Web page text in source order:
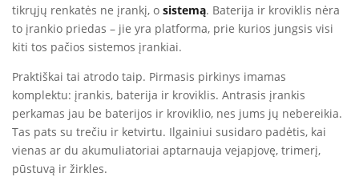
tikrųjų renkatės ne įrankį, o sistemą. Baterija ir kroviklis nėra
to įrankio priedas – jie yra platforma, prie kurios jungsis visi
kiti tos pačios sistemos įrankiai.
Praktiškai tai atrodo taip. Pirmasis pirkinys imamas
komplektu: įrankis, baterija ir kroviklis. Antrasis įrankis
perkamas jau be baterijos ir kroviklio, nes jums jų nebereikia.
Tas pats su trečiu ir ketvirtu. Ilgainiui susidaro padėtis, kai
vienas ar du akumuliatoriai aptarnauja vejapjovę, trimerį,
pūstuvą ir žirkles.